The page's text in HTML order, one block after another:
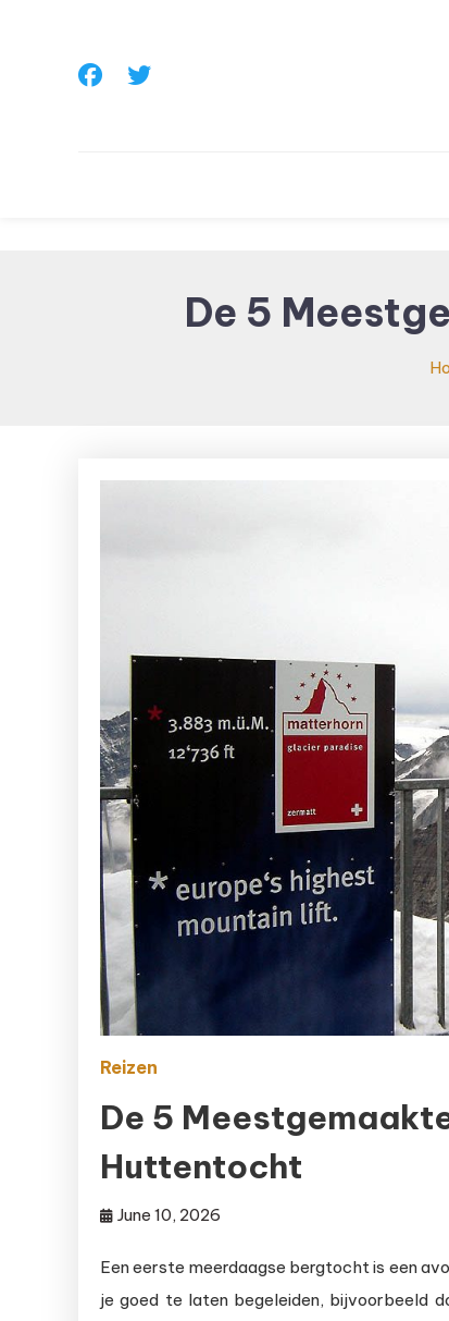
De 5
Reizen
De 5
Huttentocht
June 10, 2026
Een eerste meerdaagse bergtocht is een
je goed te laten begeleiden, bijvoorbeeld